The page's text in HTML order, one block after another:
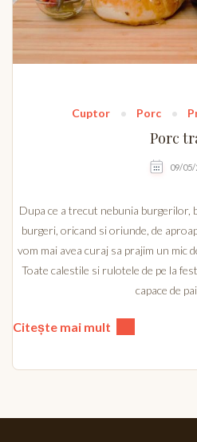
Cuptor Porc
Porc
09/05/
Dupa ce a trecut nebunia burgerilor,
burgeri, oricand si oriunde, de
vom mai avea curaj sa prajim un mic
Toate calestile si rulotele de pe la
capace de
Citește mai mult